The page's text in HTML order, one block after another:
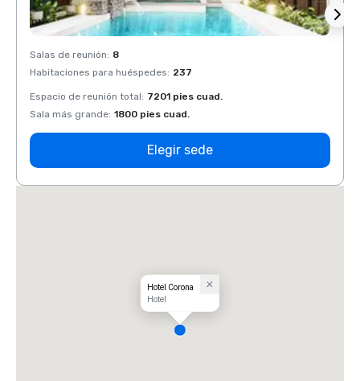
Salas de reunión: 8
Habitaciones para huéspedes: 237
Espacio de reunión total: 7201 pies cuad.
Sala más grande: 1800 pies cuad.
Elegir sede
Hotel Corona
Hotel